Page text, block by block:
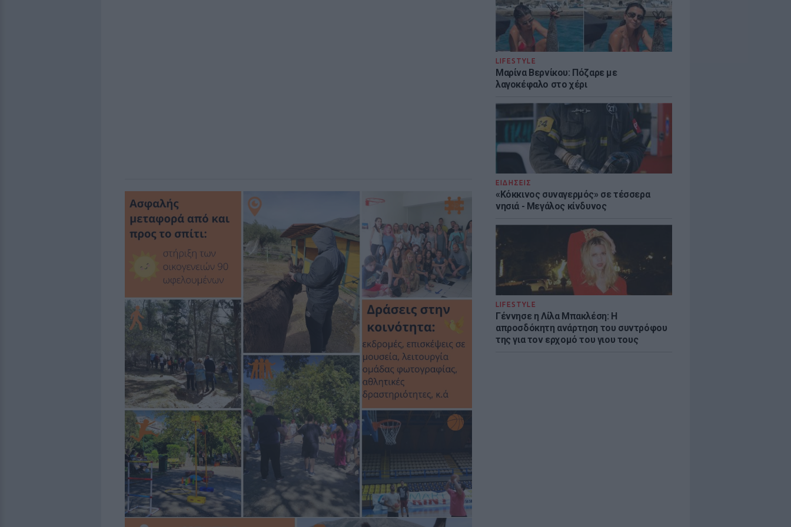
LIFESTYLE
Μαρίνα Βερνίκου: Πόζαρε με
λαγοκέφαλο στο χέρι
ΕΙΔΗΣΕΙΣ
«Κόκκινος συναγερμός» σε τέσσερα
νησιά - Μεγάλος κίνδυνος
LIFESTYLE
Γέννησε η Λίλα Μπακλέση: Η
απροσδόκητη ανάρτηση του συντρόφου
της για τον ερχομό του γιου τους